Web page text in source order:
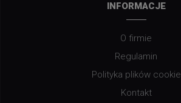
INFORMACJE
O firmie
Regulamin
Polityka plików cookie
Kontakt